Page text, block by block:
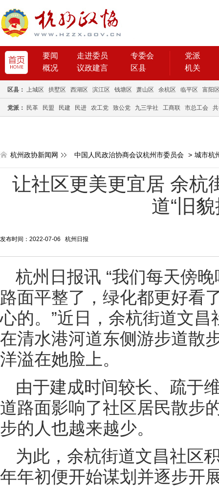
要闻 走进委员
专委会
概况
议政建言 区县
党派
机关
区县： 上城区 拱墅区 西湖区 滨江区 钱塘区 萧山区 余杭区 临平区 富阳
党派： 民革 民盟 民建 民进 农工党 致公党 九三学社 工商联 市总工会
杭州政协新闻网 中国人民政治协商会议杭州市委员会 > 城市杭
让社区更美更宜居 余杭
道“旧
发布时间：2022-07-06 杭州日报
杭州日报讯 “我们每天傍
路面平整了，绿化都更好看
心的。”近日，余杭街道文
在清水港河道东侧游步道散
洋溢在她脸上。
由于建成时间较长、疏于
道路面影响了社区居民散步
步的人也越来越少。
为此，余杭街道文昌社区
年年初便开始谋划并逐步开